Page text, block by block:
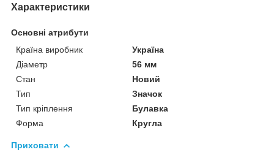
Характеристики
Основні атрибути
Країна виробник
Україна
Діаметр
56 мм
Стан
Новий
Тип
Значок
Тип кріплення
Булавка
Форма
Кругла
Приховати